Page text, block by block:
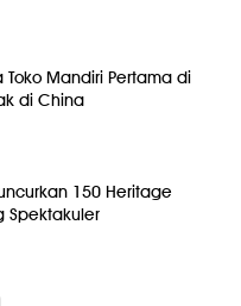
Toko Mandiri Pertama di
di China
150 Heritage
Spektakuler